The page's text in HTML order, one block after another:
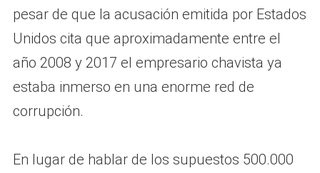
pesar de que la acusación emitida por Estados
Unidos cita que aproximadamente entre el
año 2008 y 2017 el empresario chavista ya
estaba inmerso en una enorme red de
corrupción.
En lugar de hablar de los supuestos 500.000